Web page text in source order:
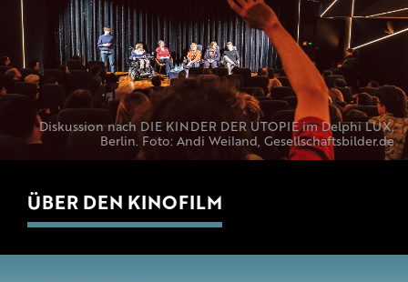
Diskussion nach DIE KINDER DER UTOPIE im Delphi LUX,
Berlin. Foto: Andi Weiland, Gesellschaftsbilder.de
ÜBER DEN KINOFILM